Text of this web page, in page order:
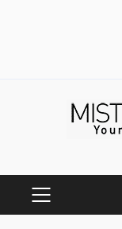
PRIMARY